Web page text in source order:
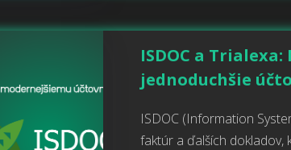
ISDOC a
jednoduchšie
ISDOC (Information
faktúr a ďalších dokladov,